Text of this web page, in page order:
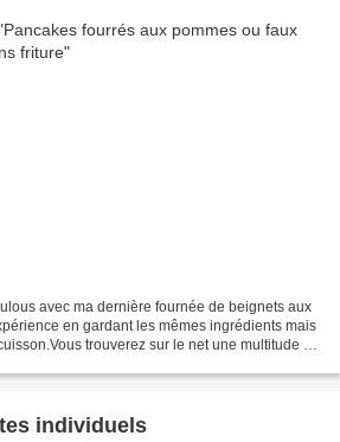
avec ma dernière fournée de beignets aux
en gardant les mêmes ingrédients mais
trouverez sur le net une multitude de
individuels